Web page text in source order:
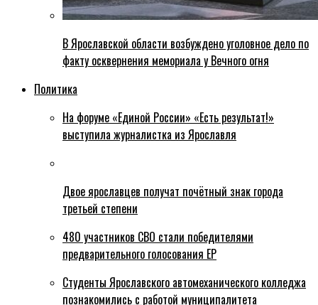
В Ярославской области возбуждено уголовное дело по
факту осквернения мемориала у Вечного огня
Политика
На форуме «Единой России» «Есть результат!»
выступила журналистка из Ярославля
Двое ярославцев получат почётный знак города
третьей степени
480 участников СВО стали победителями
предварительного голосования ЕР
Студенты Ярославского автомеханического колледжа
познакомились с работой муниципалитета